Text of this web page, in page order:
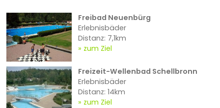
Freibad Neuenbürg
Erlebnisbäder
Distanz: 7,1km
zum Ziel
Freizeit-Wellenbad Schellbronn
Erlebnisbäder
Distanz: 14km
zum Ziel